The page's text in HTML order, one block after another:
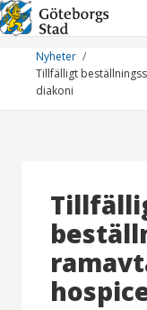
Hoppa
till
innehållNyheter
Tillfälligt
diakoni